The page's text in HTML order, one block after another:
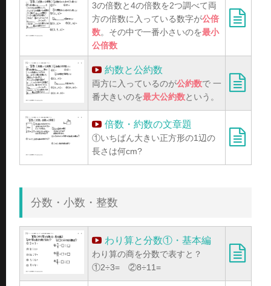
3の倍数と4の倍数を2つ調べて両
方の倍数に入っている数字が公倍
数。その中で一番小さいのを最小
公倍数
約数と公約数
両方に入っているのが公約数で 一
番大きいのを最大公約数という。
倍数・約数の文章題
①いちばん大きい正方形の1辺の
長さは何cm?
分数・小数・整数
わり算と分数①・基本編
わり算の商を分数で表すと？
①2÷3= ②8÷11=